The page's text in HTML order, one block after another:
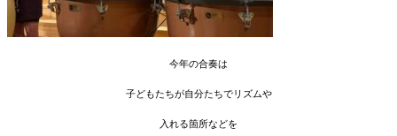
今年の合奏は
子どもたちが自分たちでリズムや
入れる箇所などを